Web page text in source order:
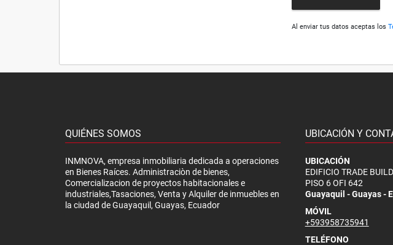
Al enviar tus datos aceptas los
QUIÉNES SOMOS
INMNOVA, empresa inmobiliaria dedicada a operaciones
en Bienes Raíces. Administraciòn de bienes,
Comercializacion de proyectos habitacionales e
industriales,Tasaciones, Venta y Alquiler de inmuebles en
la ciudad de Guayaquil, Guayas, Ecuador
UBICACIÓN Y
UBICACIÓN
EDIFICIO TRADE
PISO 6 OFI 642
Guayaquil - Guayas -
MÓVIL
+593958735941
TELÉFONO